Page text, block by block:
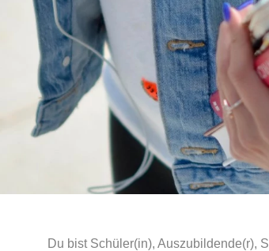
Du bist Schüler(in), Auszubildende(r),